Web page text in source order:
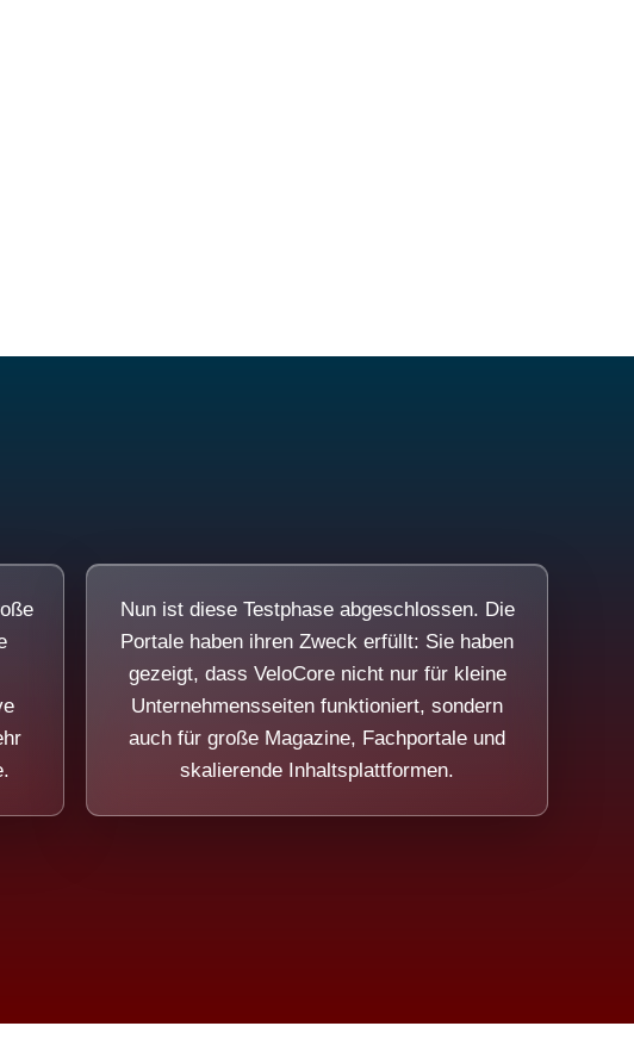
Nun ist diese Testphase abgeschlossen. Die
Portale haben ihren Zweck erfüllt: Sie haben
gezeigt, dass VeloCore nicht nur für kleine
Unternehmensseiten funktioniert, sondern
auch für große Magazine, Fachportale und
skalierende Inhaltsplattformen.